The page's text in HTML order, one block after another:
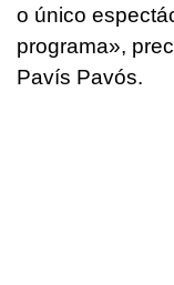
o único
programa»,
Pavís Pavós.